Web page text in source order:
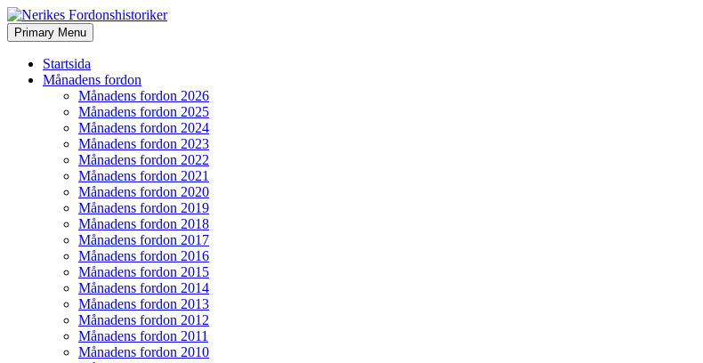
Nerikes Fordonshistoriker
Search
Primary Menu Skip
to
Startsida
Månadens fordon
Månadens fordon 2026
Månadens fordon 2025
Månadens fordon 2024
Månadens fordon 2023
Månadens fordon 2022
Månadens fordon 2021
Månadens fordon 2020
Månadens fordon 2019
Månadens fordon 2018
Månadens fordon 2017
Månadens fordon 2016
Månadens fordon 2015
Månadens fordon 2014
Månadens fordon 2013
Månadens fordon 2012
Månadens fordon 2011
Månadens fordon 2010